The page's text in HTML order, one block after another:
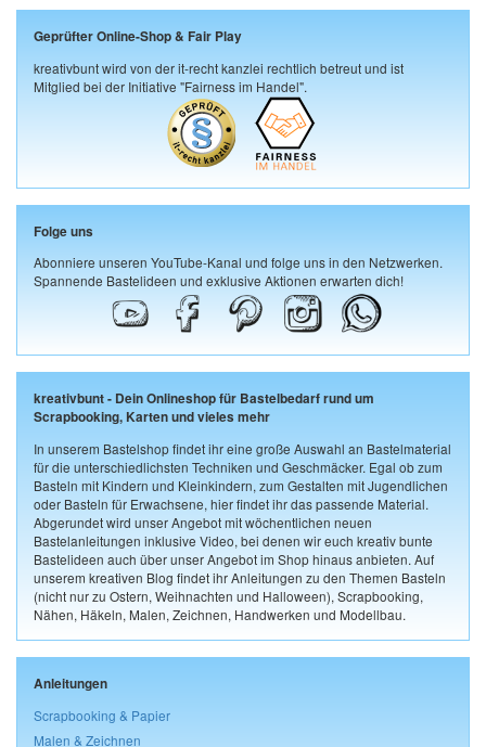
Geprüfter Online-Shop & Fair Play
kreativbunt wird von der it-recht kanzlei rechtlich betreut und ist
Mitglied bei der Initiative "Fairness im Handel".
Folge uns
Abonniere unseren YouTube-Kanal und folge uns in den Netzwerken.
Spannende Bastelideen und exklusive Aktionen erwarten dich!
kreativbunt - Dein Onlineshop für Bastelbedarf rund um
Scrapbooking, Karten und vieles mehr
In unserem Bastelshop findet ihr eine große Auswahl an Bastelmaterial
für die unterschiedlichsten Techniken und Geschmäcker. Egal ob zum
Basteln mit Kindern und Kleinkindern, zum Gestalten mit Jugendlichen
oder Basteln für Erwachsene, hier findet ihr das passende Material.
Abgerundet wird unser Angebot mit wöchentlichen neuen
Bastelanleitungen inklusive Video, bei denen wir euch kreativ bunte
Bastelideen auch über unser Angebot im Shop hinaus anbieten. Auf
unserem kreativen Blog findet ihr Anleitungen zu den Themen Basteln
(nicht nur zu Ostern, Weihnachten und Halloween), Scrapbooking,
Nähen, Häkeln, Malen, Zeichnen, Handwerken und Modellbau.
Anleitungen
Scrapbooking & Papier
Malen & Zeichnen